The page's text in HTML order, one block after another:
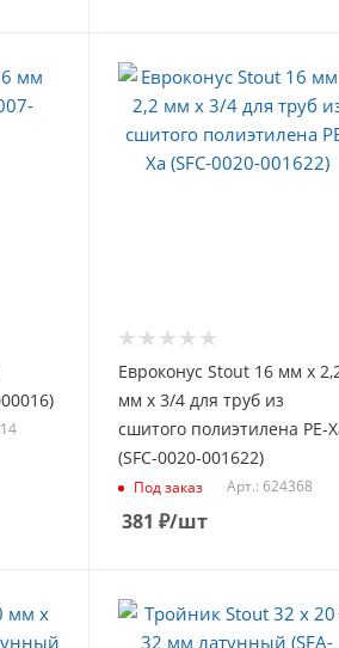
Евроконус Stout 16 мм х
мм х 3/4 для труб из
сшитого полиэтилена PE-
(SFC-0020-001622)
Под заказ Арт.: 624368
381 ₽/шт